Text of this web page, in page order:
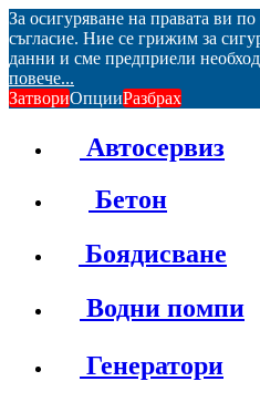
За осигуряване на правата ви
съгласие. Ние се грижим за
данни и сме предприели
повече...
ЗатвориОпцииРазбрах
Автосервиз
Бетон
Боядисване
Водни помпи
Генератори